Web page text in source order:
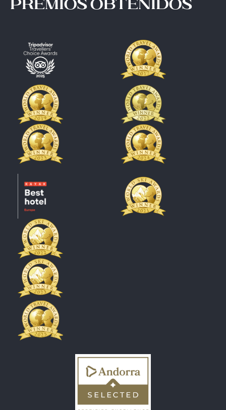
premios obtenidos